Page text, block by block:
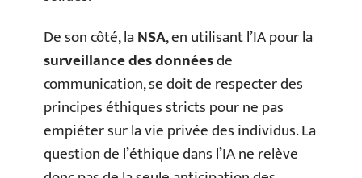
De son côté, laNSA, en utilisant l’IA pour la
surveillance des donnéesde
communication, se doit de respecter des
principes éthiques stricts pour ne pas
empiéter sur la vie privée des individus. La
question de l’éthique dans l’IA ne relève